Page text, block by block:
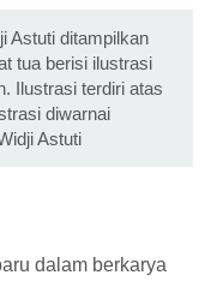
Astuti ditampilkan
tua berisi ilustrasi
Ilustrasi terdiri atas
diwarnai
Astuti
dalam berkarya